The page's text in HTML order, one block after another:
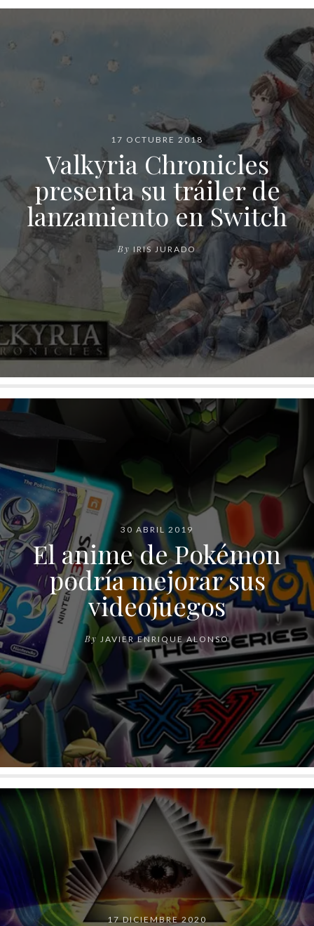
17 OCTUBRE 2018
Valkyria Chronicles
presenta su tráiler de
lanzamiento en Switch
By IRIS JURADO
30 ABRIL 2019
El anime de Pokémon
podría mejorar sus
videojuegos
By JAVIER ENRIQUE ALONSO
17 DICIEMBRE 2020